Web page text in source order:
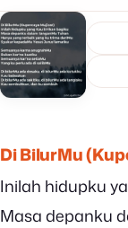
Di BilurMu
Inilah hidupku
Masa depanku